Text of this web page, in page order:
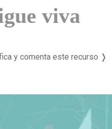
viva
y comenta este recurso ❭